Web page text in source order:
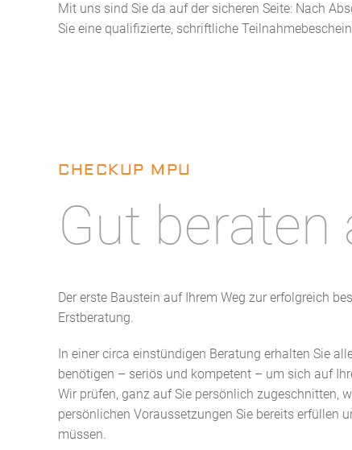
Mit uns sind Sie da auf der sicheren Seite: Nach
Sie eine qualifizierte, schriftliche
CHECKUP MPU
Gut beraten
Der erste Baustein auf Ihrem Weg zur erfolgreich
Erstberatung.
In einer circa einstündigen Beratung erhalten Sie
benötigen – seriös und kompetent – um sich auf
Wir prüfen, ganz auf Sie persönlich zugeschnitten,
persönlichen Voraussetzungen Sie bereits erfüllen
müssen.